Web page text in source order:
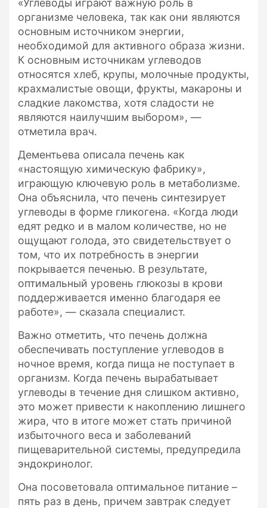
«Углеводы играют важную роль в
организме человека, так как они являются
основным источником энергии,
необходимой для активного образа жизни.
К основным источникам углеводов
относятся хлеб, крупы, молочные продукты,
крахмалистые овощи, фрукты, макароны и
сладкие лакомства, хотя сладости не
являются наилучшим выбором», —
отметила врач.
Дементьева описала печень как
«настоящую химическую фабрику»,
играющую ключевую роль в метаболизме.
Она объяснила, что печень синтезирует
углеводы в форме гликогена. «Когда люди
едят редко и в малом количестве, но не
ощущают голода, это свидетельствует о
том, что их потребность в энергии
покрывается печенью. В результате,
оптимальный уровень глюкозы в крови
поддерживается именно благодаря ее
работе», — сказала специалист.
Важно отметить, что печень должна
обеспечивать поступление углеводов в
ночное время, когда пища не поступает в
организм. Когда печень вырабатывает
углеводы в течение дня слишком активно,
это может привести к накоплению лишнего
жира, что в итоге может стать причиной
избыточного веса и заболеваний
пищеварительной системы, предупредила
эндокринолог.
Она посоветовала оптимальное питание –
пять раз в день, причем завтрак следует